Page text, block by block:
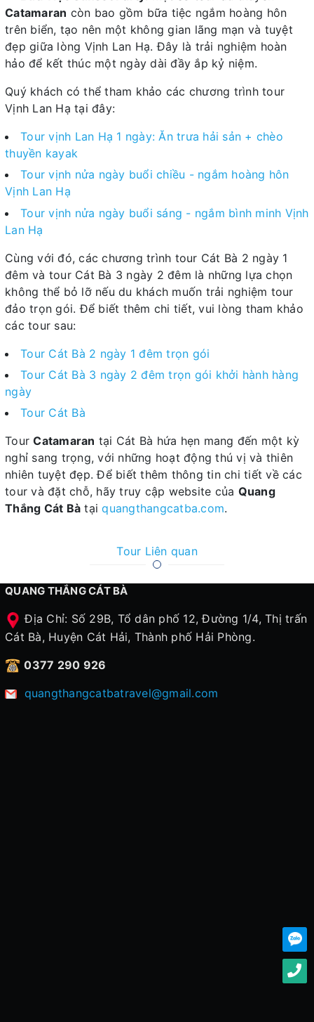
Catamaran còn bao gồm bữa tiệc ngắm hoàng hôn
trên biển, tạo nên một không gian lãng mạn và tuyệt
đẹp giữa lòng Vịnh Lan Hạ. Đây là trải nghiệm hoàn
hảo để kết thúc một ngày dài đầy ắp kỷ niệm.
Quý khách có thể tham khảo các chương trình tour
Vịnh Lan Hạ tại đây:
Tour vịnh Lan Hạ 1 ngày: Ăn trưa hải sản + chèo
thuyền kayak
Tour vịnh nửa ngày buổi chiều - ngắm hoàng hôn
Vịnh Lan Hạ
Tour vịnh nửa ngày buổi sáng - ngắm bình minh Vịnh
Lan Hạ
Cùng với đó, các chương trình tour Cát Bà 2 ngày 1
đêm và tour Cát Bà 3 ngày 2 đêm là những lựa chọn
không thể bỏ lỡ nếu du khách muốn trải nghiệm tour
đảo trọn gói. Để biết thêm chi tiết, vui lòng tham khảo
các tour sau:
Tour Cát Bà 2 ngày 1 đêm trọn gói
Tour Cát Bà 3 ngày 2 đêm trọn gói khởi hành hàng
ngày
Tour Cát Bà
TourCatamaran tại Cát Bà hứa hẹn mang đến một kỳ
nghỉ sang trọng, với những hoạt động thú vị và thiên
nhiên tuyệt đẹp. Để biết thêm thông tin chi tiết về các
tour và đặt chỗ, hãy truy cập website của Quang
Thắng Cát Bà tại quangthangcatba.com.
Tour Liên quan
QUANG THẮNG CÁT BÀ
Địa Chỉ: Số 29B, Tổ dân phố 12, Đường 1/4, Thị trấn
Cát Bà, Huyện Cát Hải, Thành phố Hải Phòng.
0377 290 926
quangthangcatbatravel@gmail.com